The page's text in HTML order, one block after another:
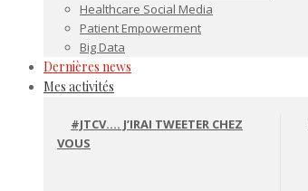
Healthcare Social Media
Patient Empowerment
Big Data
Dernières news
Mes activités
#JTCV…. J’IRAI TWEETER CHEZ
VOUS